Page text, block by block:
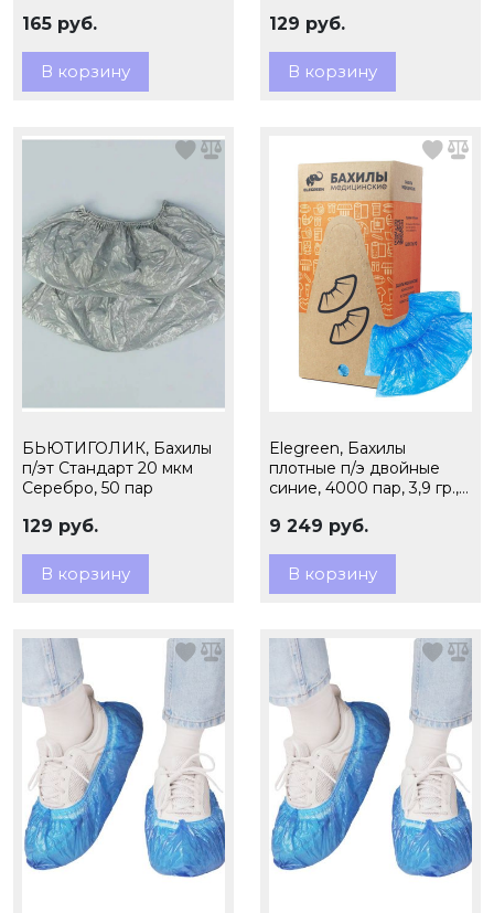
165 руб.
В корзину
129 руб.
В корзину
БЬЮТИГОЛИК, Бахилы
п/эт Стандарт 20 мкм
Серебро, 50 пар
129 руб.
В корзину
Elegreen, Бахилы
плотные п/э двойные
синие, 4000 пар, 3,9 гр.,
9 249 руб.
В корзину